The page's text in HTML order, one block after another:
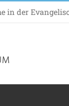
in der